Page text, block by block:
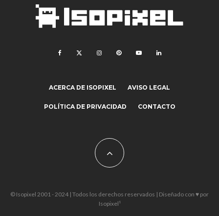
ACERCA DE ISOPIXEL AVISO LEGAL
POLÍTICA DE PRIVACIDAD CONTACTO
© Isopixel 2001 - 2024 | Todos los derechos reservados | Diseñado con ♥ por
Isopixel¹